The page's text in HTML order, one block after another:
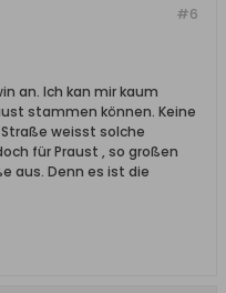
#6
an. Ich kan mir kaum
stammen können. Keine
weisst solche
für Praust , so großen
aus. Denn es ist die